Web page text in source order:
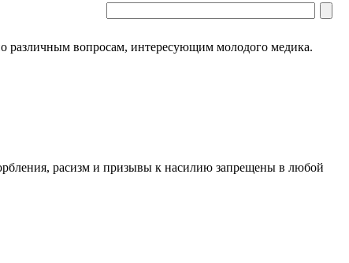
различным вопросам, интересующим молодого медика.
расизм и призывы к насилию запрещены в любой